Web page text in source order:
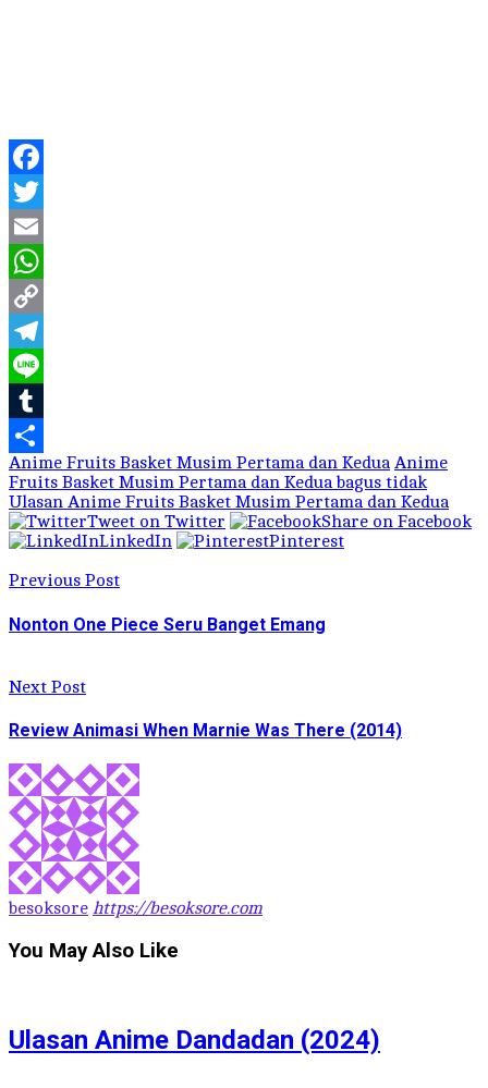
Facebook
Twitter
Email
WhatsApp
Copy
Link
Telegram
Line
Tumblr
Share
Anime Fruits Basket Musim Pertama dan Kedua Anime
Fruits Basket Musim Pertama dan Kedua bagus tidak
Ulasan Anime Fruits Basket Musim Pertama dan Kedua
Tweet on Twitter
Share on Facebook
LinkedIn
Pinterest
Previous Post
Nonton One Piece Seru Banget Emang
Next Post
Review Animasi When Marnie Was There (2014)
besoksore https://besoksore.com
You May Also Like
Ulasan Anime Dandadan (2024)